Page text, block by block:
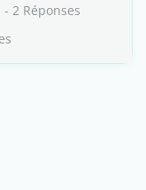
- 2 Réponses